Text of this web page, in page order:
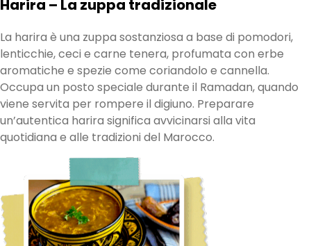
Harira – La zuppa tradizionale
La harira è una zuppa sostanziosa a base di pomodori,
lenticchie, ceci e carne tenera, profumata con erbe
aromatiche e spezie come coriandolo e cannella.
Occupa un posto speciale durante il Ramadan, quando
viene servita per rompere il digiuno. Preparare
un’autentica harira significa avvicinarsi alla vita
quotidiana e alle tradizioni del Marocco.